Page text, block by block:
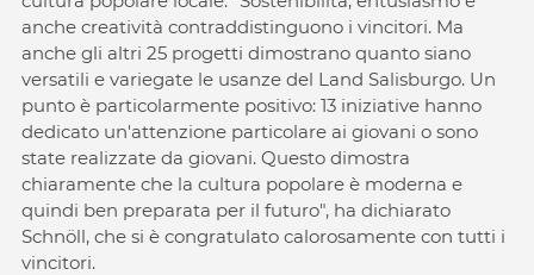
anche creatività contraddistinguono i vincitori. Ma
anche gli altri 25 progetti dimostrano quanto siano
versatili e variegate le usanze del Land Salisburgo. Un
punto è particolarmente positivo: 13 iniziative hanno
dedicato un'attenzione particolare ai giovani o sono
state realizzate da giovani. Questo dimostra
chiaramente che la cultura popolare è moderna e
quindi ben preparata per il futuro", ha dichiarato
Schnöll, che si è congratulato calorosamente con tutti i
vincitori.